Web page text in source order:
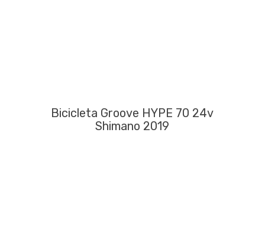
Bicicleta Groove HYPE 70 24v
Shimano 2019